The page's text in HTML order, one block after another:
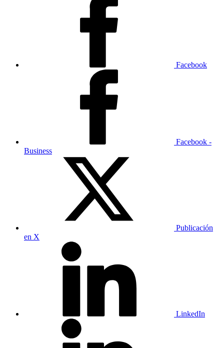
Facebook
Facebook -
Business
Publicación
en X
LinkedIn